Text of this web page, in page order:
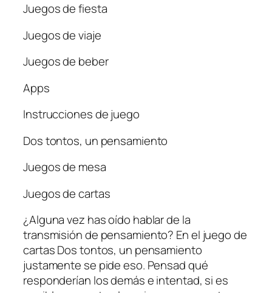
Juegos de fiesta
Juegos de viaje
Juegos de beber
Apps
Instrucciones de juego
Dos tontos, un pensamiento
Juegos de mesa
Juegos de cartas
¿Alguna vez has oído hablar de la
transmisión de pensamiento? En el juego de
cartas Dos tontos, un pensamiento
justamente se pide eso. Pensad qué
responderían los demás e intentad, si es